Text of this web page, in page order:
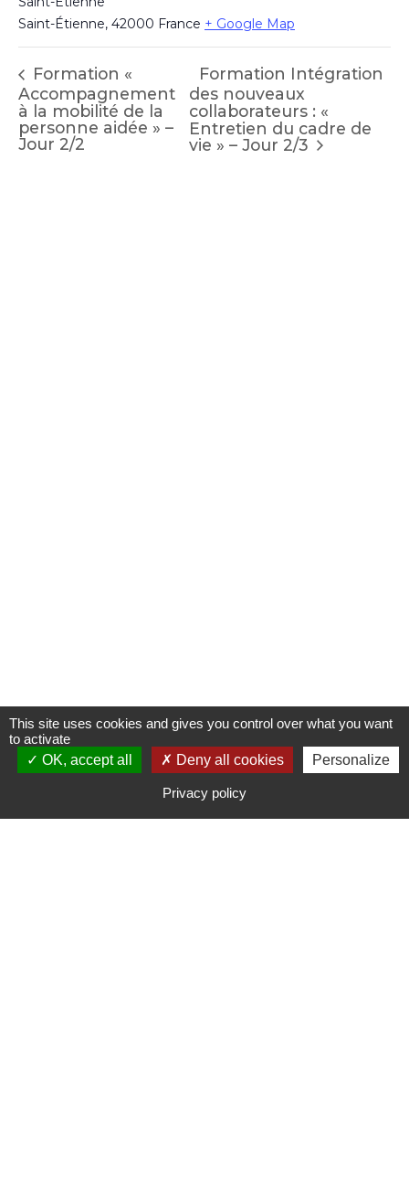
Saint-Étienne, 42000 France + Google Map
Formation «
Accompagnement
à la mobilité de la
personne aidée » –
Jour 2/2
Formation Intégration
des nouveaux
collaborateurs : «
Entretien du cadre de
vie » – Jour 2/3
S'INSCRIRE À UNE FORMATION
This site uses cookies and gives you control over what you want
to activate
OK, accept all
Deny all cookies Personalize
Privacy policy